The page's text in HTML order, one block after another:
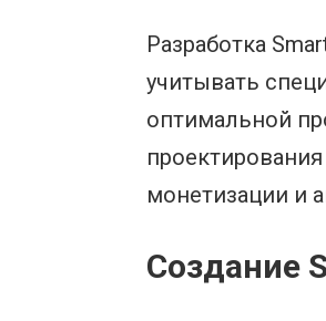
Разработка
учитывать
оптимальной
монетизации и
Создание